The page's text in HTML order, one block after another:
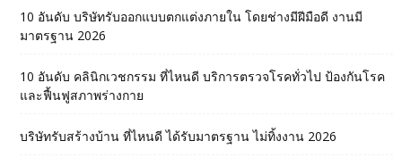
10 อันดับ บริษัทรับออกแบบตกแต่งภายใน โดยช่างมีฝีมือดี งานมี
มาตรฐาน 2026
10 อันดับ คลินิกเวชกรรม ที่ไหนดี บริการตรวจโรคทั่วไป ป้องกันโรค
และฟื้นฟูสภาพร่างกาย
บริษัทรับสร้างบ้าน ที่ไหนดี ได้รับมาตรฐาน ไม่ทิ้งงาน 2026